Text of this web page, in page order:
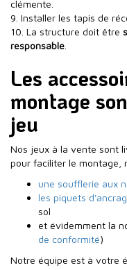
clémente.
9. Installer les tapis de
10. La structure doit être
responsable
Les
montage
jeu
Nos jeux à la vente sont
pour faciliter le montage,
une soufflerie aux
les piquets
sol
et évidemment la
de conformité)
Notre équipe est à votre